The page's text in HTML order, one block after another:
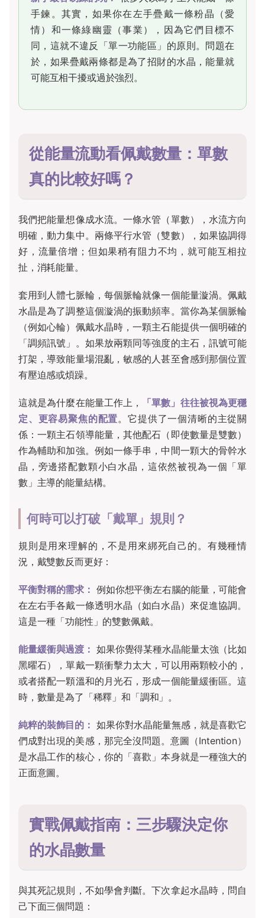
手鍊。其實，如果你在左手疊戴一條粉晶（愛
情）和一條綠幽靈（事業），因為它們目標不
同，這就不違反「單一功能區」的原則。問題在
於，如果疊戴兩條都是為了招財的水晶，能量就
可能互相干擾或過於強烈。
從能量流動看佩戴數量：單數
真的比較好嗎？
我們把能量想像成水流。一條水管（單數），水流方向
明確，動力集中。兩條平行水管（雙數），如果協調得
好，流量倍增；但如果稍有阻力不均，就可能互相拉
扯，消耗能量。
套用到人體七脈輪，每個脈輪就像一個能量漩渦。佩戴
水晶是為了調整這個漩渦的振動頻率。當你為某個脈輪
（例如心輪）佩戴水晶時，一顆主石能提供一個明確的
「調頻訊號」。如果放兩顆同等強度的主石，訊號可能
打架，導致能量場混亂，敏感的人甚至會感到那個位置
有壓迫感或煩躁。
這就是為什麼在能量工作上，
「單數」往往被視為更穩
定、更容易聚焦的配置。它提供了一個清晰的主從關
係：一顆主石領導能量，其他配石（即使數量是雙數）
作為輔助和加強。例如一條手串，中間一顆大的骨幹水
晶，旁邊搭配數顆小白水晶，這依然被視為一個「單
數」主導的能量結構。
何時可以打破「戴單」規則？
規則是用來理解的，不是用來綁死自己的。有幾種情
況，戴雙數反而更好：
平衡對稱的需求： 例如你想平衡左右腦的能量，可能會
在左右手各戴一條透明水晶（如白水晶）來促進協調。
這是一種「功能性」的雙數佩戴。
能量緩衝與過渡： 如果你覺得某種水晶能量太強（比如
黑曜石），單戴一顆衝擊力太大，可以用兩顆較小的，
或者搭配一顆溫和的月光石，形成一個能量緩衝區。這
時，數量是為了「稀釋」和「調和」。
純粹的裝飾目的： 如果你對水晶能量無感，就是喜歡它
們成對出現的美感，那完全沒問題。意圖（Intention）
是水晶工作的核心，你的「喜歡」本身就是一種強大的
正面意圖。
實戰佩戴指南：三步驟決定你
的水晶數量
與其死記規則，不如學會判斷。下次拿起水晶時，問自
己下面三個問題：